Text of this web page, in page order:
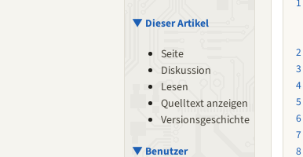
▼ Dieser Artikel
Seite
Diskussion
Lesen
Quelltext anzeigen
Versionsgeschichte
▼ Benutzer
2
3
4
5
6
7
8